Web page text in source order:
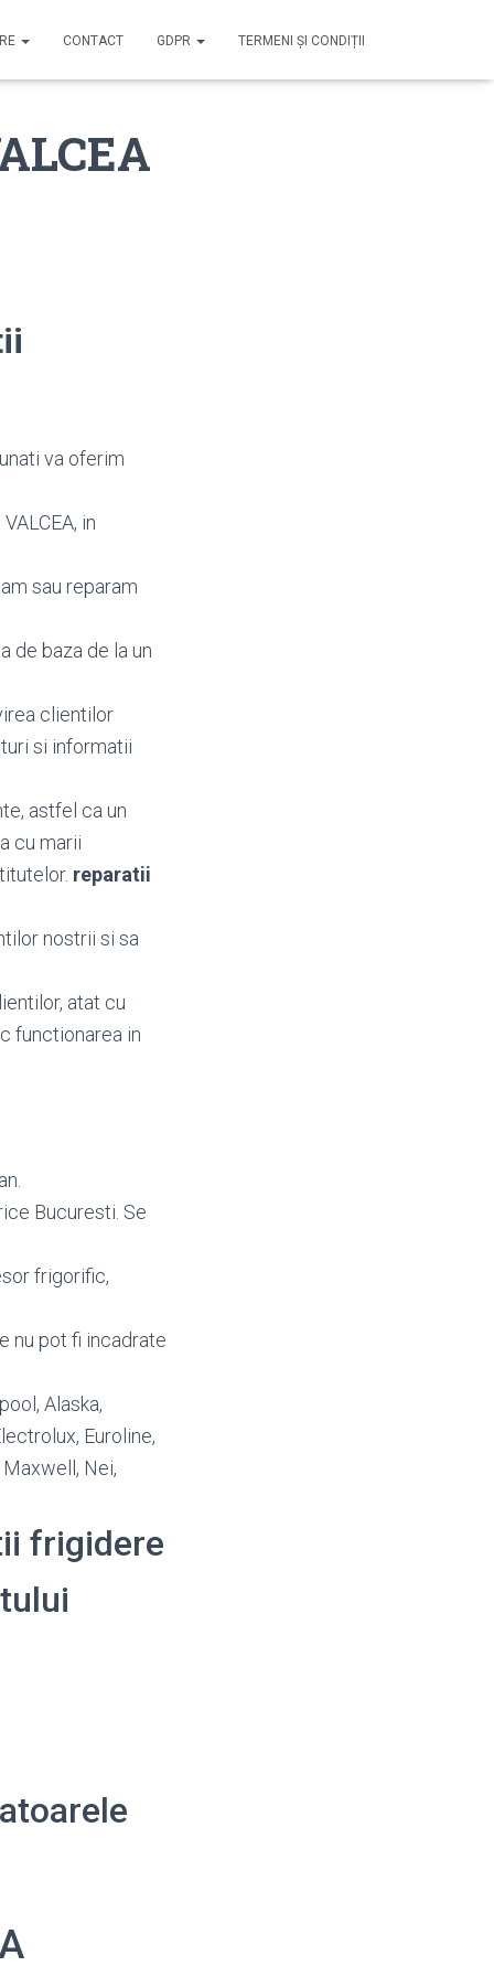
CONTACT GDPR TERMENI ȘI CONDIȚII
va oferim
in
sau reparam
de baza de la un
clientilor
si informatii
astfel ca un
cu marii
reparatii
nostrii si sa
atat cu
functionarea in
Bucuresti. Se
frigorific,
nu pot fi incadrate
Alaska,
Euroline,
Maxwell, Nei,
frigidere